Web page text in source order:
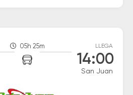
05h 25m LLEGA
14:00
San Juan